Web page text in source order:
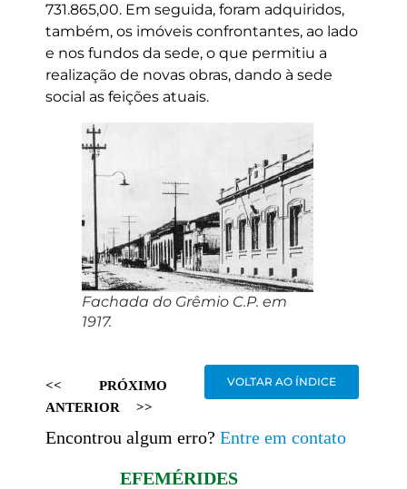
731.865,00. Em seguida, foram adquiridos,
também, os imóveis confrontantes, ao lado
e nos fundos da sede, o que permitiu a
realização de novas obras, dando à sede
social as feições atuais.
Fachada do Grêmio C.P. em
1917.
<<
ANTERIOR
PRÓXIMO
>>
VOLTAR AO ÍNDICE
Encontrou algum erro? Entre em contato
EFEMÉRIDES